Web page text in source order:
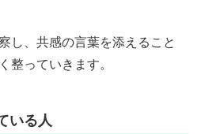
し、共感の言葉を添えること
整っていきます。
いる人